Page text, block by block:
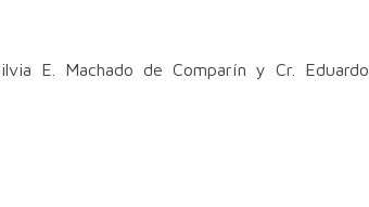
E. Machado de Comparín y Cr.